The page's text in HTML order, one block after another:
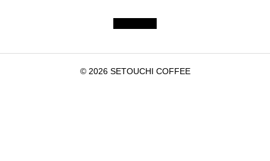
© 2026 SETOUCHI COFFEE